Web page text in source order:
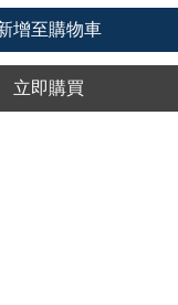
增至購物車
立即購買